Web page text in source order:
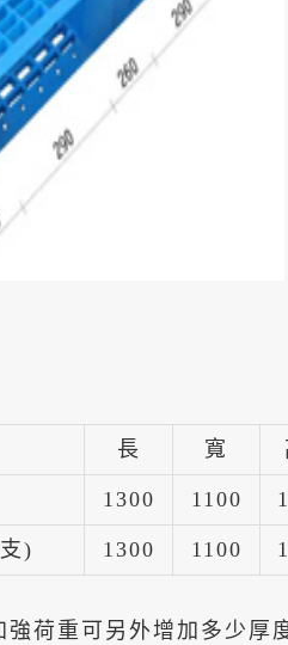
長 寬
1300 1100
) 1300 1100
荷重可另外增加多少厚